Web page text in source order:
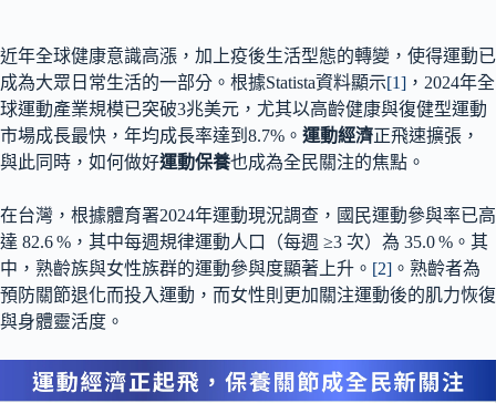
近年全球健康意識高漲，加上疫後生活型態的轉變，使得運動已
成為大眾日常生活的一部分。根據Statista資料顯示[1] ，2024年全
球運動產業規模已突破3兆美元，尤其以高齡健康與復健型運動
市場成長最快，年均成長率達到8.7%。 運動經濟正飛速擴張，
與此同時，如何做好運動保養也成為全民關注的焦點。
在台灣，根據體育署2024年運動現況調查，國民運動參與率已高
達 82.6 %，其中每週規律運動人口（每週 ≥3 次）為 35.0 %。其
中，熟齡族與女性族群的運動參與度顯著上升。 [2] 。熟齡者為
預防關節退化而投入運動，而女性則更加關注運動後的肌力恢復
與身體靈活度。